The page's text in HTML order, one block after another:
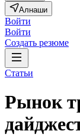
Алнаши
Войти
Войти
Создать резюме
Статьи
Рынок